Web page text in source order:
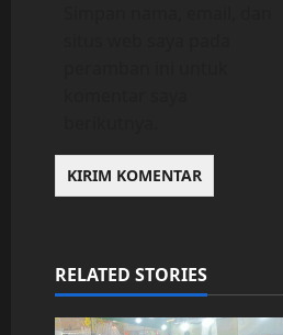
RELATED STORIES